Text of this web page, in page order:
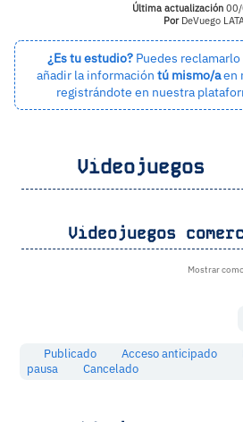
Última actualización
PorDeVuego
¿Es tu estudio? Puedes
añadir la información tú mismo/aen
registrándote en nuestra
Videojuegos
Videojuegos
Mostrar como
Publicado Acceso anticipado
pausa
Cancelado